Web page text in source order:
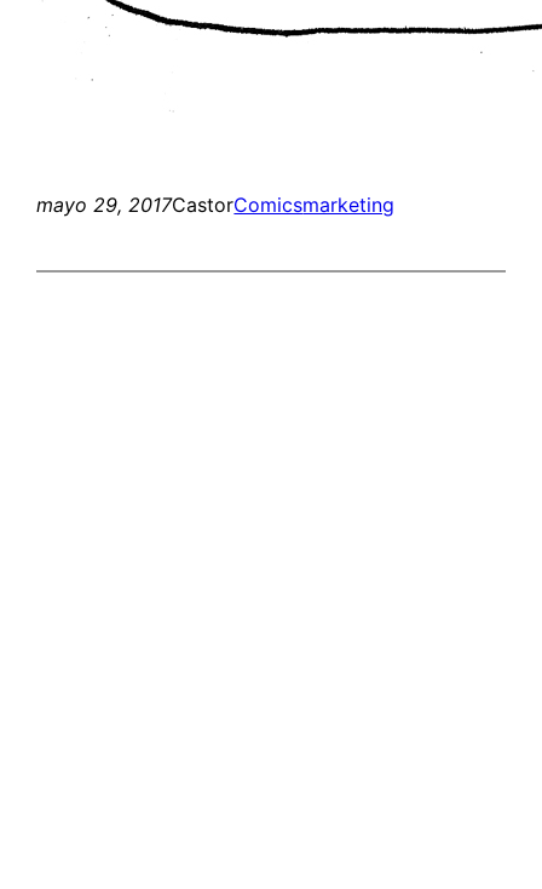
mayo 29, 2017CastorComicsmarketing